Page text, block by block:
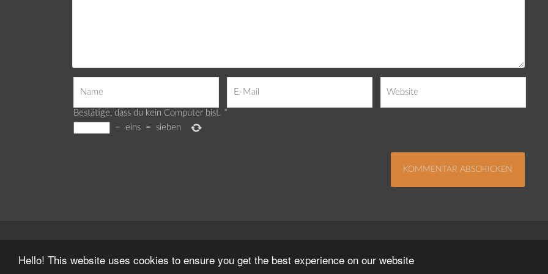
Hello! This website uses cookies to ensure you get the best experience on our website
Bestätige, dass du kein Computer bist. *
−
eins = sieben